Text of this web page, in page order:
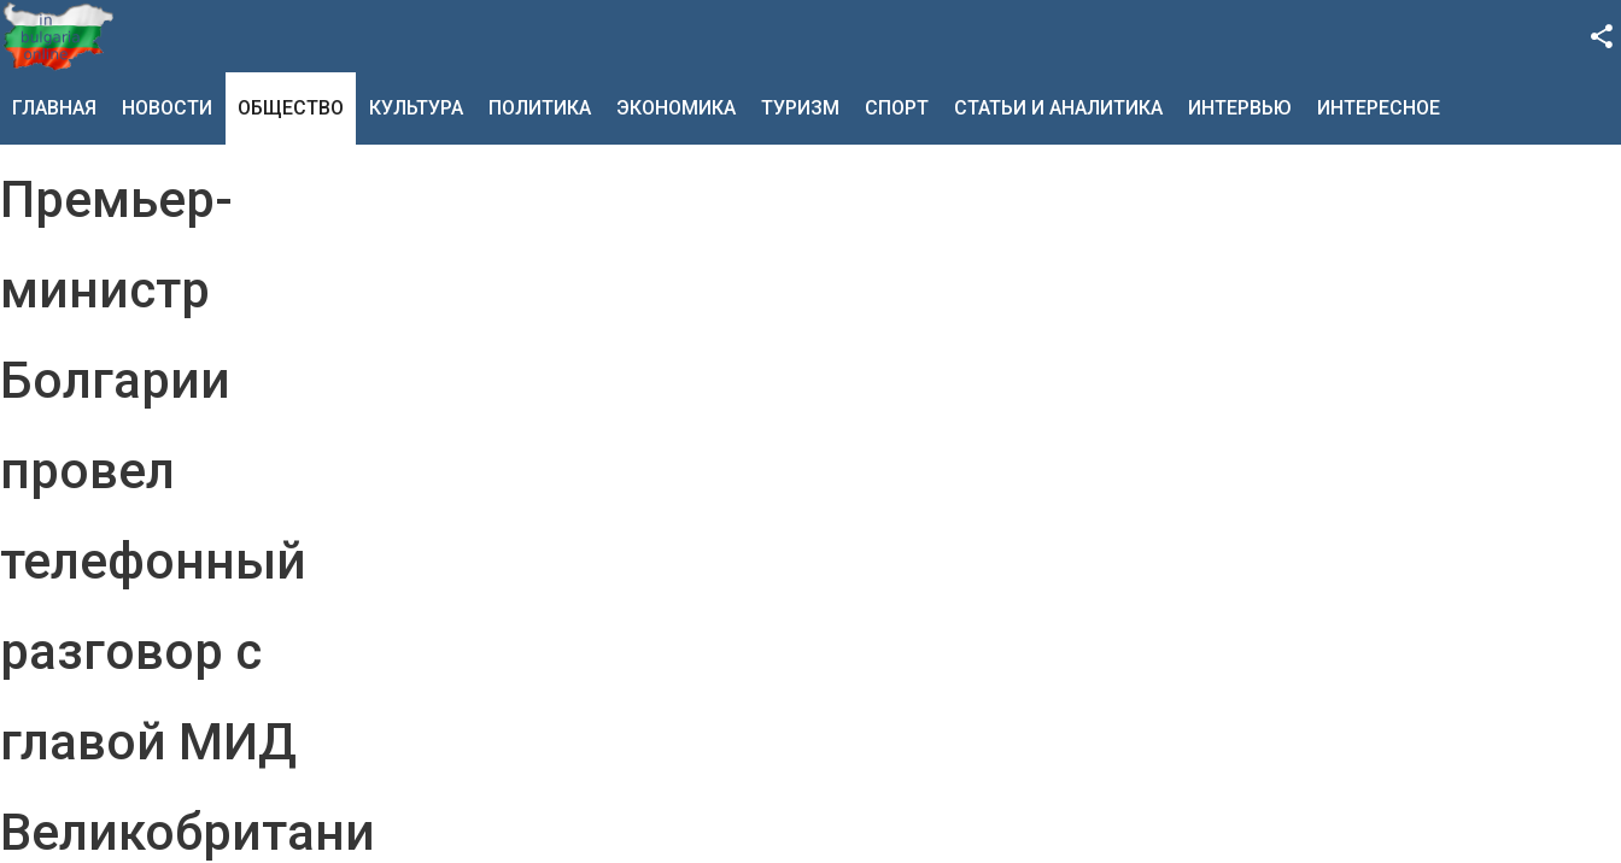
Google+
ГЛАВНАЯ НОВОСТИ ОБЩЕСТВО КУЛЬТУРА ПОЛИТИКА ЭКОНОМИКА ТУРИЗМ СПОРТ СТАТЬИ И АНАЛИТИКА ИНТЕРВЬЮ ИНТЕРЕСНОЕ
Премьер-
министр
Болгарии
провел
телефонный
разговор с
главой МИД
Великобритани